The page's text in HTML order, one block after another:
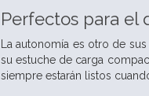
Perfectos para el
La autonomía es otro de
su estuche de carga
siempre estarán listos